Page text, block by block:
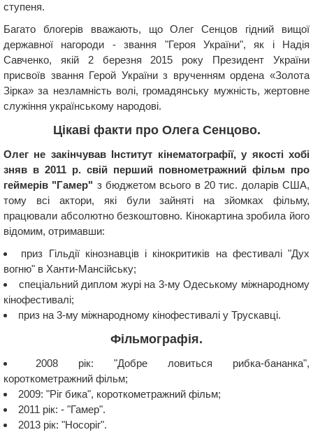
ступеня.
Багато блогерів вважають, що Олег Сенцов гідний вищої
державної нагороди - звання "Героя України", як і Надія
Савченко, якій 2 березня 2015 року Президент України
присвоїв звання Герой України з врученням ордена «Золота
Зірка» за незламність волі, громадянську мужність, жертовне
служіння українському народові.
Цікаві факти про Олега Сенцово.
Олег не закінчував Інститут кінематографії, у якості хобі
зняв в 2011 р. свій перший повнометражний фільм про
геймерів "Гамер" з бюджетом всього в 20 тис. доларів США,
тому всі актори, які були зайняті на зйомках фільму,
працювали абсолютно безкоштовно. Кінокартина зробила його
відомим, отримавши:
приз Гільдії кінознавців і кінокритиків на фестивалі "Дух
вогню" в Ханти-Мансійську;
спеціальний диплом журі на 3-му Одеському міжнародному
кінофестивалі;
приз на 3-му міжнародному кінофестивалі у Трускавці.
Фільмографія.
2008 рік: "Добре ловиться рибка-бананка",
короткометражний фільм;
2009: "Ріг бика", короткометражний фільм;
2011 рік: - "Гамер".
2013 рік: "Носоріг".